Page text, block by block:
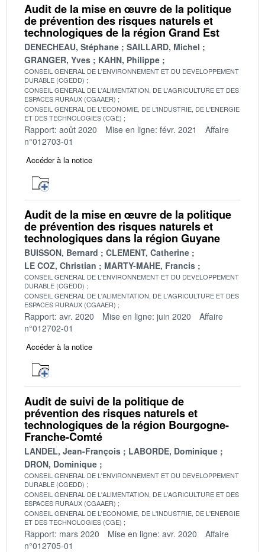
Audit de la mise en œuvre de la politique
de prévention des risques naturels et
technologiques de la région Grand Est
DENECHEAU, Stéphane
SAILLARD, Michel
GRANGER, Yves
KAHN, Philippe
CONSEIL GENERAL DE L'ENVIRONNEMENT ET DU DEVELOPPEMENT
DURABLE (CGEDD)
CONSEIL GENERAL DE L'ALIMENTATION, DE L'AGRICULTURE ET DES
ESPACES RURAUX (CGAAER)
CONSEIL GENERAL DE L'ECONOMIE, DE L'INDUSTRIE, DE L'ENERGIE
ET DES TECHNOLOGIES (CGE)
Rapport: août 2020 Mise en ligne: févr. 2021
Affaire
n°012703-01
Accéder à la notice
Audit de la mise en œuvre de la politique
de prévention des risques naturels et
technologiques dans la région Guyane
BUISSON, Bernard
CLEMENT, Catherine
LE COZ, Christian
MARTY-MAHE, Francis
CONSEIL GENERAL DE L'ENVIRONNEMENT ET DU DEVELOPPEMENT
DURABLE (CGEDD)
CONSEIL GENERAL DE L'ALIMENTATION, DE L'AGRICULTURE ET DES
ESPACES RURAUX (CGAAER)
Rapport: avr. 2020 Mise en ligne: juin 2020
Affaire
n°012702-01
Accéder à la notice
Audit de suivi de la politique de
prévention des risques naturels et
technologiques de la région Bourgogne-
Franche-Comté
LANDEL, Jean-François
LABORDE, Dominique
DRON, Dominique
CONSEIL GENERAL DE L'ENVIRONNEMENT ET DU DEVELOPPEMENT
DURABLE (CGEDD)
CONSEIL GENERAL DE L'ALIMENTATION, DE L'AGRICULTURE ET DES
ESPACES RURAUX (CGAAER)
CONSEIL GENERAL DE L'ECONOMIE, DE L'INDUSTRIE, DE L'ENERGIE
ET DES TECHNOLOGIES (CGE)
Rapport: mars 2020 Mise en ligne: avr. 2020
Affaire
n°012705-01